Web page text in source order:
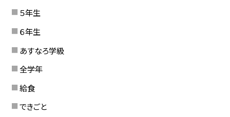
５年生
６年生
あすなろ学級
全学年
給食
できごと